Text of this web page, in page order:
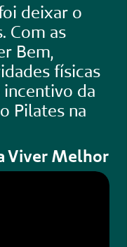
deixar o
Com as
Bem,
físicas
da
Pilates na
Viver Melhor